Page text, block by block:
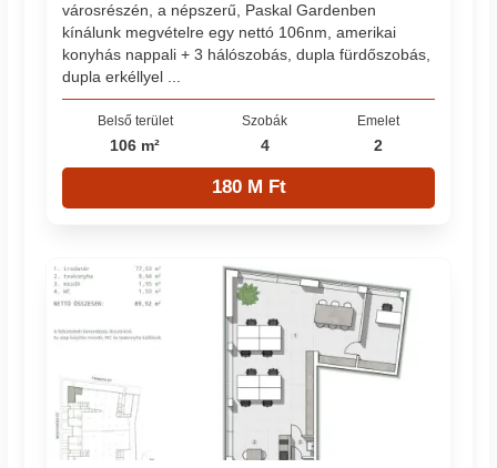
városrészén, a népszerű, Paskal Gardenben
kínálunk megvételre egy nettó 106nm, amerikai
konyhás nappali + 3 hálószobás, dupla fürdőszobás,
dupla erkéllyel ...
Belső terület
106 m²
Szobák
4
Emelet
2
180 M Ft